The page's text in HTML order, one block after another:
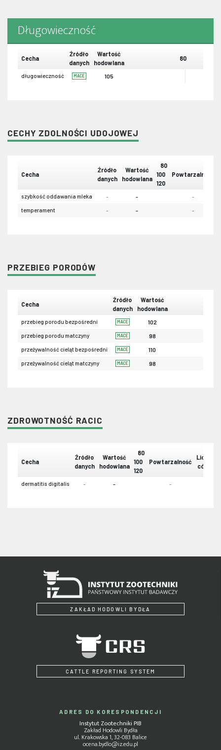
Długowieczność
Cecha
Źródło
danych
Wartość
hodowlana
80
długowieczność MACE 105
CECHY ZDOLNOŚCI UDOJOWEJ
Cecha
Źródło
danych
Wartość
hodowlana
80
100
120
Powtarzalność
szybkość oddawania mleka - - -
temperament - - -
PRZEBIEG PORODÓW
Cecha
Źródło
danych
Wartość
hodowlana
przebieg porodu bezpośredni MACE 102
przebieg porodu matczyny MACE 98
przeżywalność cieląt bezpośredni MACE 110
przeżywalność cieląt matczyny MACE 98
ZDROWOTNOŚĆ RACIC
Cecha
Źródło
danych
Wartość
hodowlana
80
100
120
Powtarzalność
Liczba
córek
dermatitis digitalis - - -
ZAKŁAD HODOWLI BYDŁA
CATTLE REPORTING SYSTEM
ADRES DO KORESPONDENCJI
Instytut Zootechniki PIB
Zakład Hodowli Bydła
ul. Krakowska 1, 32-083 Balice
ocena.bydlo@iz.edu.pl